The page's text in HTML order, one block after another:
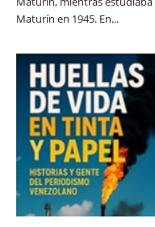
Maturín en 1945. En...